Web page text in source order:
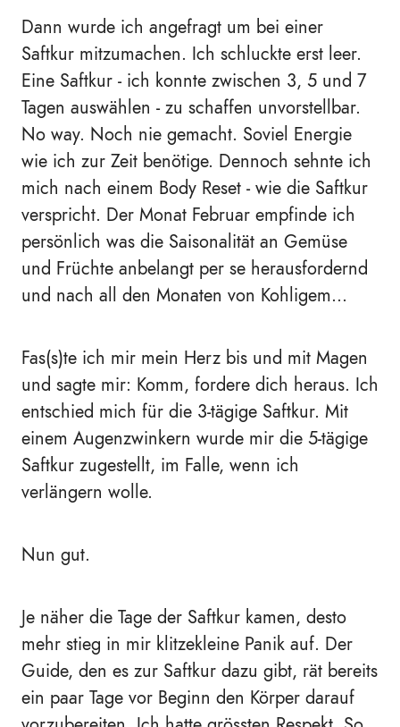
Dann wurde ich angefragt um bei einer
Saftkur mitzumachen. Ich schluckte erst leer.
Eine Saftkur - ich konnte zwischen 3, 5 und 7
Tagen auswählen - zu schaffen unvorstellbar.
No way. Noch nie gemacht. Soviel Energie
wie ich zur Zeit benötige. Dennoch sehnte ich
mich nach einem Body Reset - wie die Saftkur
verspricht. Der Monat Februar empfinde ich
persönlich was die Saisonalität an Gemüse
und Früchte anbelangt per se herausfordernd
und nach all den Monaten von Kohligem...
Fas(s)te ich mir mein Herz bis und mit Magen
und sagte mir: Komm, fordere dich heraus. Ich
entschied mich für die 3-tägige Saftkur. Mit
einem Augenzwinkern wurde mir die 5-tägige
Saftkur zugestellt, im Falle, wenn ich
verlängern wolle.
Nun gut.
Je näher die Tage der Saftkur kamen, desto
mehr stieg in mir klitzekleine Panik auf. Der
Guide, den es zur Saftkur dazu gibt, rät bereits
ein paar Tage vor Beginn den Körper darauf